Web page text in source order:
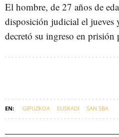
El hombre, de 27 años de
disposición judicial el jueves
decretó su ingreso en prisión
GIPUZKOA EUSKADI SAN SBA